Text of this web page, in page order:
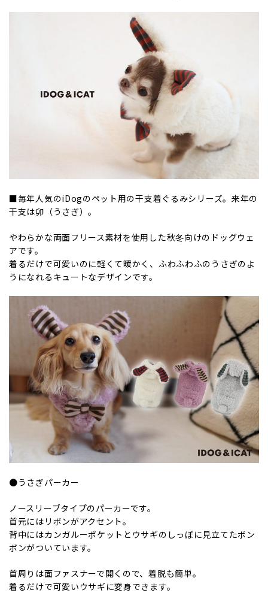
■毎年人気のiDogのペット用の干支着ぐるみシリーズ。来年の
干支は卯（うさぎ）。
やわらかな両面フリース素材を使用した秋冬向けのドッグウェ
アです。
着るだけで可愛いのに軽くて暖かく、ふわふわふのうさぎのよ
うになれるキュートなデザインです。
●うさぎパーカー
ノースリーブタイプのパーカーです。
首元にはリボンがアクセント。
背中にはカンガルーポケットとウサギのしっぽに見立てたボン
ボンがついています。
首周りは面ファスナーで開くので、着脱も簡単。
着るだけで可愛いウサギに変身できます。